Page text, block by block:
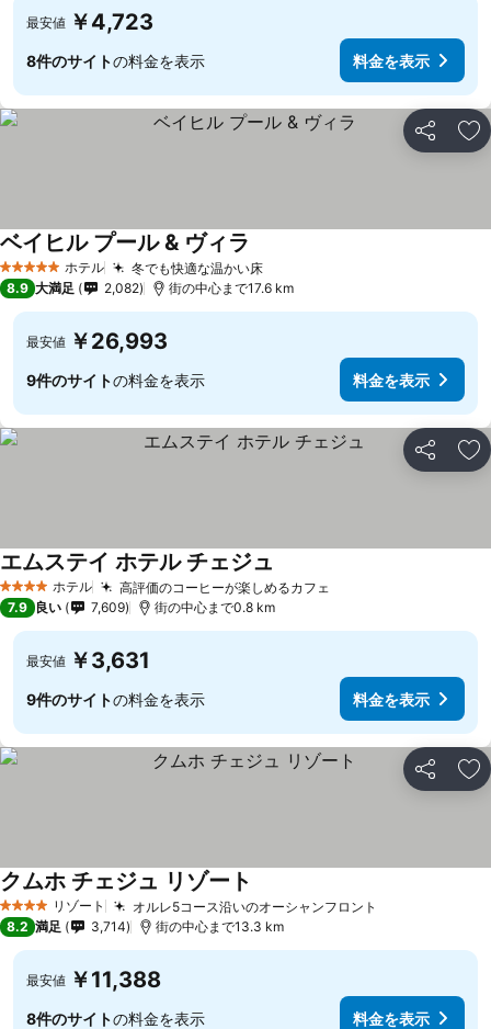
最安値 ￥4,723
8件のサイトの料金を表示 料金を表示
シェア お
5 ホテルのランク
ホテル 冬でも快適な温かい床
ベイヒル プール & ヴィラ
8.9 大満足 2,082 街の中心まで17.6 km
最安値 ￥26,993
9件のサイトの料金を表示 料金を表示
シェア お
4 ホテルのランク
ホテル 高評価のコーヒーが楽しめるカフェ
エムステイ ホテル チェジュ
7.9 良い 7,609 街の中心まで0.8 km
最安値 ￥3,631
9件のサイトの料金を表示 料金を表示
シェア お
4 ホテルのランク
リゾート オルレ5コース沿いのオーシャンフロント
クムホ チェジュ リゾート
8.2 満足 3,714 街の中心まで13.3 km
最安値 ￥11,388
8件のサイトの料金を表示 料金を表示